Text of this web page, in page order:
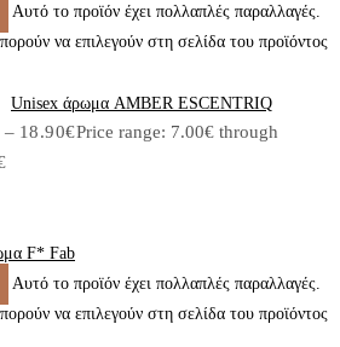
Αυτό το προϊόν έχει πολλαπλές παραλλαγές.
να επιλεγούν στη σελίδα του προϊόντος
Unisex άρωμα AMBER ESCENTRIQ
– 18.90€Price range: 7.00€ through
Αυτό το προϊόν έχει πολλαπλές παραλλαγές.
να επιλεγούν στη σελίδα του προϊόντος